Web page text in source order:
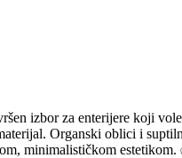
izbor za enterijere koji
Organski oblici i
minimalističkom